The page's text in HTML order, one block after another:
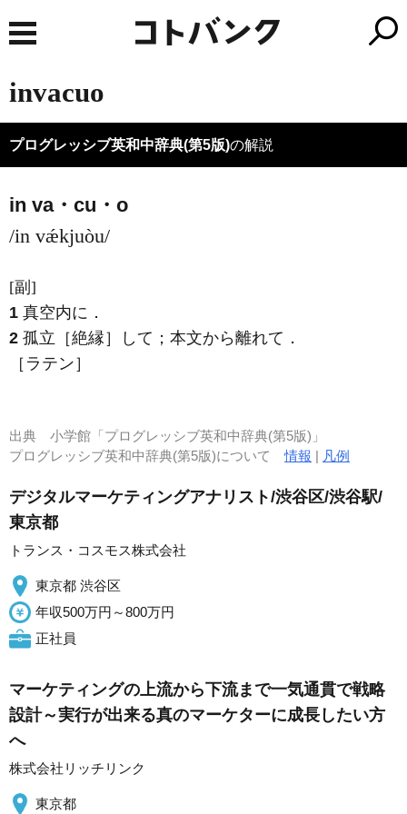
invacuo
プログレッシブ英和中辞典(第5版)の解説
in va・cu・o
/in vǽkjuòu/
[副]
1 真空内に ．
2 孤立［絶縁］して；本文から離れて ．
［ラテン］
出典 小学館「プログレッシブ英和中辞典(第5版)」
プログレッシブ英和中辞典(第5版)について情報 | 凡例
デジタルマーケティングアナリスト/渋谷区/渋谷駅/
東京都
トランス・コスモス株式会社
東京都 渋谷区
年収500万円～800万円
正社員
マーケティングの上流から下流まで一気通貫で戦略
設計～実行が出来る真のマーケターに成長したい方
へ
株式会社リッチリンク
東京都